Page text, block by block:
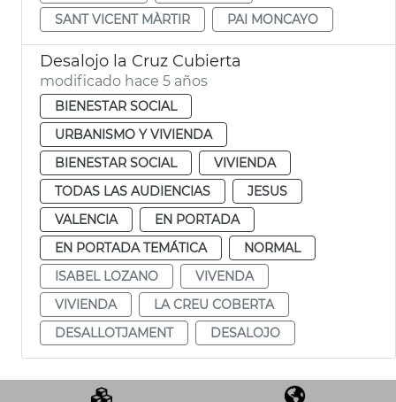
SANT VICENT MÀRTIR
PAI MONCAYO
Desalojo la Cruz Cubierta
modificado hace 5 años
BIENESTAR SOCIAL
URBANISMO Y VIVIENDA
BIENESTAR SOCIAL
VIVIENDA
TODAS LAS AUDIENCIAS
JESUS
VALENCIA
EN PORTADA
EN PORTADA TEMÁTICA
NORMAL
ISABEL LOZANO
VIVENDA
VIVIENDA
LA CREU COBERTA
DESALLOTJAMENT
DESALOJO